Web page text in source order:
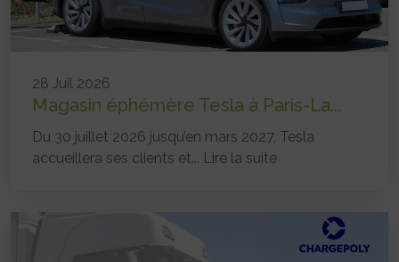
28 Juil 2026
Magasin éphémère Tesla à Paris-La...
Du 30 juillet 2026 jusqu’en mars 2027, Tesla
accueillera ses clients et... Lire la suite